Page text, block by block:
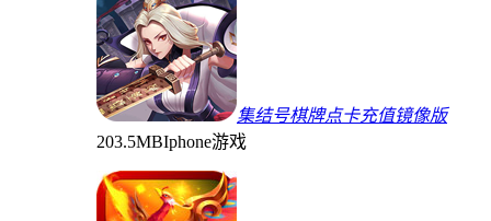
集结号棋牌点卡充值镜像版
203.5MBIphone游戏